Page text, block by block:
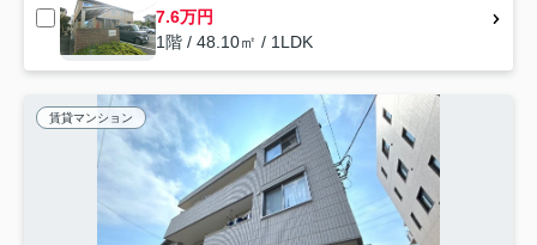
7.6万円
1階 / 48.10㎡ / 1LDK
賃貸マンション